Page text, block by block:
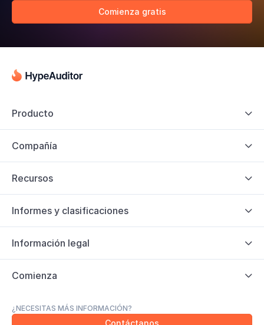
Comienza gratis
¿NECESITAS MÁS INFORMACIÓN?
Contáctanos
Producto 
Compañía 
Recursos 
Informes y clasificaciones 
Información legal 
Comienza 